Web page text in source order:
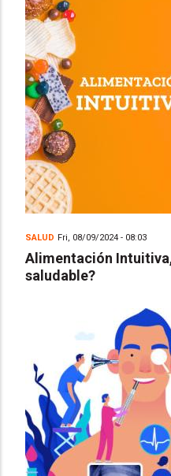
SALUD Fri, 08/09/2024 - 08:03
Alimentación
saludable?